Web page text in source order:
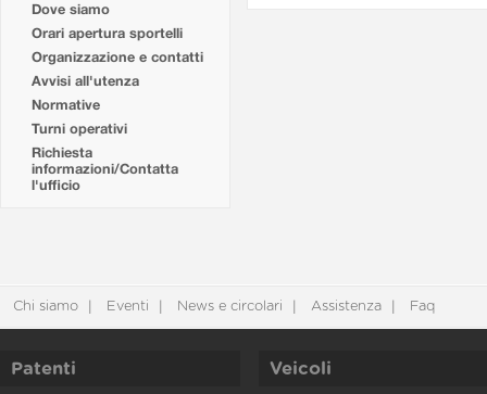
Dove siamo
Orari apertura sportelli
Organizzazione e contatti
Avvisi all'utenza
Normative
Turni operativi
Richiesta
informazioni/Contatta
l'ufficio
Chi siamo Eventi News e circolari Assistenza Faq
Patenti Veicoli